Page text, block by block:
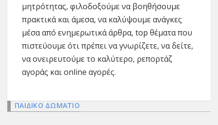
μητρότητας, φιλοδοξούμε να βοηθήσουμε
πρακτικά και άμεσα, να καλύψουμε ανάγκες
μέσα από ενημερωτικά άρθρα, top θέματα που
πιστεύουμε ότι πρέπει να γνωρίζετε, να δείτε,
να ονειρευτούμε το καλύτερο, ρεπορτάζ
αγοράς και online αγορές.
ΠΑΙΔΙΚΟ ΔΩΜΑΤΙΟ